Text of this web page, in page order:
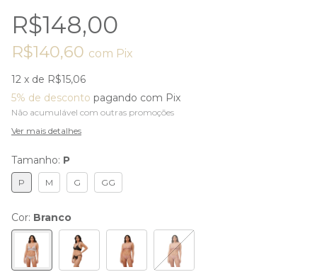
R$148,00
R$140,60 com Pix
12 x de R$15,06
5% de desconto pagando com Pix
Não acumulável com outras promoções
Ver mais detalhes
Tamanho: P
P M G GG
Cor: Branco